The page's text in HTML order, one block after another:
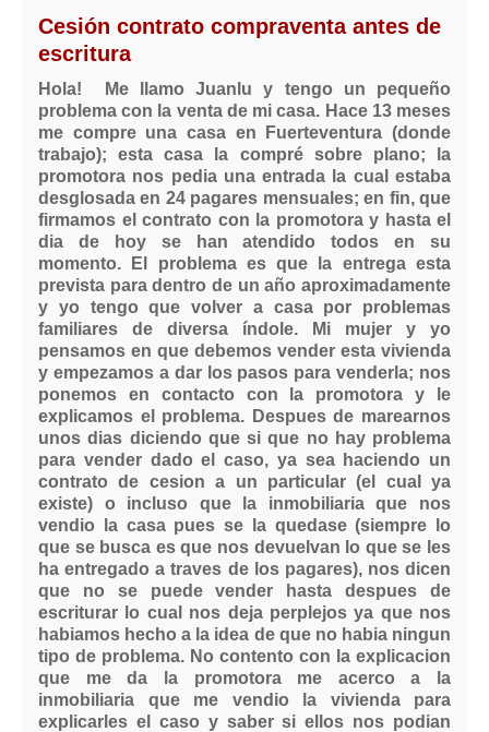
Cesión contrato compraventa antes de
escritura
Hola! Me llamo Juanlu y tengo un pequeño
problema con la venta de mi casa. Hace 13 meses
me compre una casa en Fuerteventura (donde
trabajo); esta casa la compré sobre plano; la
promotora nos pedia una entrada la cual estaba
desglosada en 24 pagares mensuales; en fin, que
firmamos el contrato con la promotora y hasta el
dia de hoy se han atendido todos en su
momento. El problema es que la entrega esta
prevista para dentro de un año aproximadamente
y yo tengo que volver a casa por problemas
familiares de diversa índole. Mi mujer y yo
pensamos en que debemos vender esta vivienda
y empezamos a dar los pasos para venderla; nos
ponemos en contacto con la promotora y le
explicamos el problema. Despues de marearnos
unos dias diciendo que si que no hay problema
para vender dado el caso, ya sea haciendo un
contrato de cesion a un particular (el cual ya
existe) o incluso que la inmobiliaria que nos
vendio la casa pues se la quedase (siempre lo
que se busca es que nos devuelvan lo que se les
ha entregado a traves de los pagares), nos dicen
que no se puede vender hasta despues de
escriturar lo cual nos deja perplejos ya que nos
habiamos hecho a la idea de que no habia ningun
tipo de problema. No contento con la explicacion
que me da la promotora me acerco a la
inmobiliaria que me vendio la vivienda para
explicarles el caso y saber si ellos nos podian